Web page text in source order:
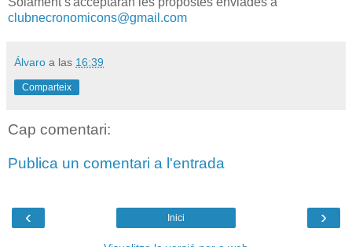
clubnecronomicons@gmail.com
Álvaro a las 16:39
Comparteix
Cap comentari:
Publica un comentari a l'entrada
‹ ›
Inici